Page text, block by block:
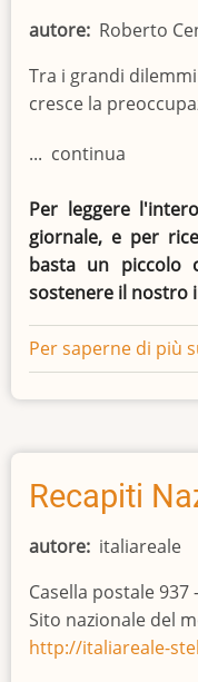
autore Roberto
Tra i grandi
cresce la
... continua
Per leggere
giornale, e per
basta un piccolo
sostenere il nostro
Per saperne di più
Recapiti
autore italiareale
Casella postale 937
Sito nazionale del
http://italiareale-